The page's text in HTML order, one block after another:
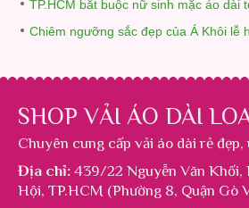
TP.HCM bắt buộc nữ sinh mặc áo dài
Chiêm ngưỡng sắc đẹp của Á Khôi lễ
SHOP VẢI ÁO DÀI
Chuyên cung cấp vải áo dài rẻ đẹp,
Địa chỉ: 439/22 Nguyễn Văn Khối,
Hội, TP.HCM (Phường 8, Quận Gò